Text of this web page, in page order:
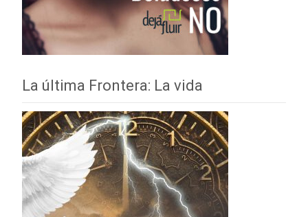
La última Frontera: La vida